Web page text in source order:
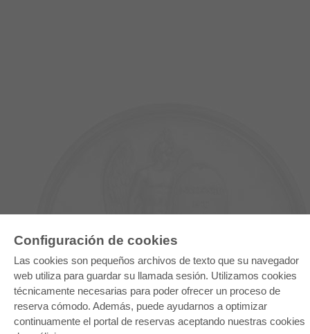
Configuración de cookies
Las cookies son pequeños archivos de texto que su navegador
web utiliza para guardar su llamada sesión. Utilizamos cookies
técnicamente necesarias para poder ofrecer un proceso de
reserva cómodo. Además, puede ayudarnos a optimizar
continuamente el portal de reservas aceptando nuestras cookies
E-COLLECTION
Paquete entero
Paquete de especialidades
Pick & Choose
Facilitación de E-Books
Preguntas mas frequentes(FAQ)